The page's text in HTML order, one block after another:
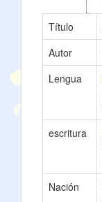
Título
Autor
Lengua
escritura
Nación